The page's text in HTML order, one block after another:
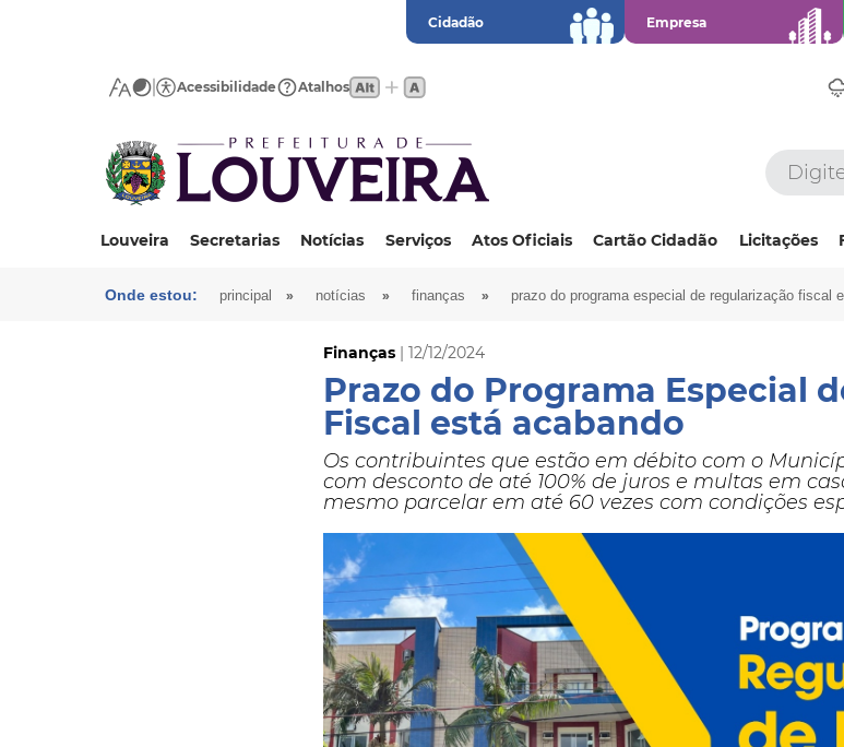
Cidadão Empresa
Acessibilidade Atalhos
Louveira Secretarias Notícias Serviços Atos Oficiais Cartão Cidadão Licitações
Onde estou: principal » notícias » finanças » prazo do programa especial de regularização fiscal
Finanças | 12/12/2024
Prazo do Programa Especial
Fiscal está acabando
Os contribuintes que estão em débito com o
com desconto de até 100% de juros e multas em
mesmo parcelar em até 60 vezes com condições